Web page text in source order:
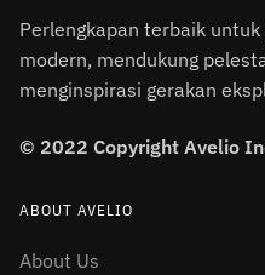
Perlengkapan terbaik
modern, mendukung
menginspirasi gerakan
© 2022 Copyright Avelio
ABOUT AVELIO
About Us